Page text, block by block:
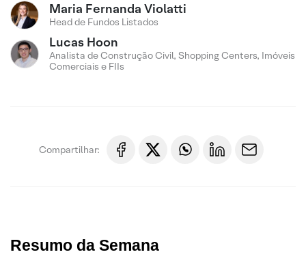
Maria Fernanda Violatti
Head de Fundos Listados
Lucas Hoon
Analista de Construção Civil, Shopping Centers, Imóveis
Comerciais e FIIs
Compartilhar:
Resumo da Semana